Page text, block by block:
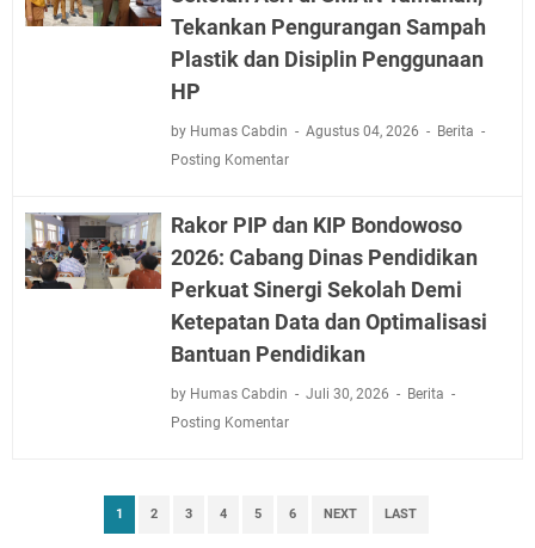
Tekankan Pengurangan Sampah
Plastik dan Disiplin Penggunaan
HP
by Humas Cabdin Agustus 04, 2026
Berita
Posting Komentar
Rakor PIP dan KIP Bondowoso
2026: Cabang Dinas Pendidikan
Perkuat Sinergi Sekolah Demi
Ketepatan Data dan Optimalisasi
Bantuan Pendidikan
by Humas Cabdin Juli 30, 2026
Berita
Posting Komentar
1 2 3 4 5 6 NEXT LAST